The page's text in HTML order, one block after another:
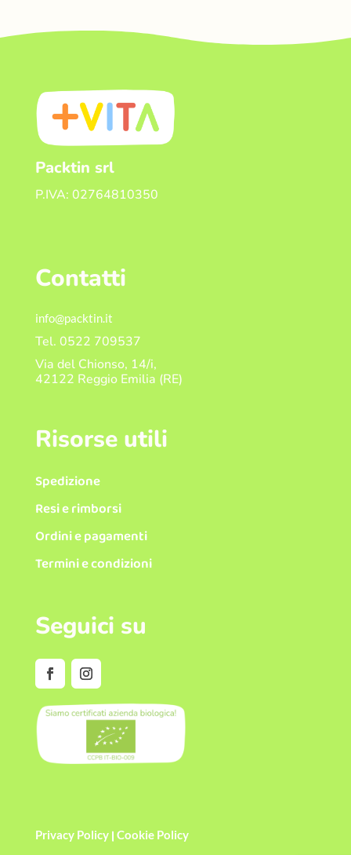
Packtin srl
P.IVA: 02764810350
Contatti
info@packtin.it
Tel. 0522 709537
Via del Chionso, 14/i,
42122 Reggio Emilia (RE)
Risorse utili
Spedizione
Resi e rimborsi
Ordini e pagamenti
Termini e condizioni
Seguici su
Privacy Policy| Cookie Policy